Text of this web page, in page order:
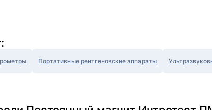
Портативные рентгеновские аппараты